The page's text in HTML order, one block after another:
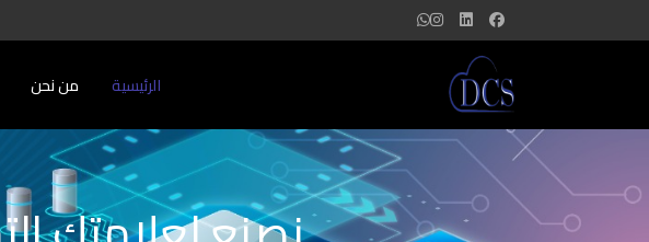
الرئيسية من نحن